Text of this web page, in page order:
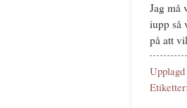
Jag må
iupp så
på att
Etiketter: